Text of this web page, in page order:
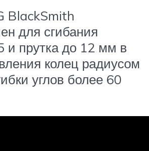
BlackSmith
для сгибания
и прутка до 12 мм в
колец радиусом
углов более 60